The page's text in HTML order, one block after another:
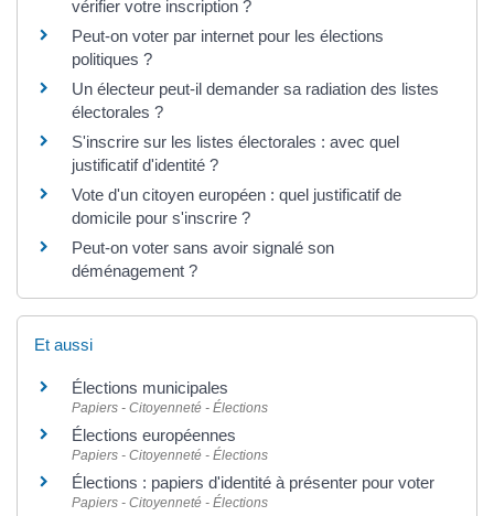
vérifier votre inscription ?
Peut-on voter par internet pour les élections
politiques ?
Un électeur peut-il demander sa radiation des listes
électorales ?
S'inscrire sur les listes électorales : avec quel
justificatif d'identité ?
Vote d'un citoyen européen : quel justificatif de
domicile pour s'inscrire ?
Peut-on voter sans avoir signalé son
déménagement ?
Et aussi
Élections municipales
Papiers - Citoyenneté - Élections
Élections européennes
Papiers - Citoyenneté - Élections
Élections : papiers d'identité à présenter pour voter
Papiers - Citoyenneté - Élections